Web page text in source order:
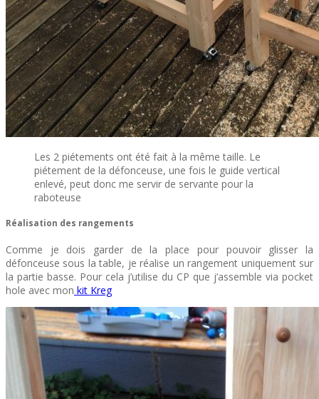
Les 2 piétements ont été fait à la même taille. Le
piétement de la défonceuse, une fois le guide vertical
enlevé, peut donc me servir de servante pour la
raboteuse
Réalisation des rangements
Comme je dois garder de la place pour pouvoir glisser la
défonceuse sous la table, je réalise un rangement uniquement sur
la partie basse. Pour cela j’utilise du CP que j’assemble via pocket
hole avec mon kit Kreg